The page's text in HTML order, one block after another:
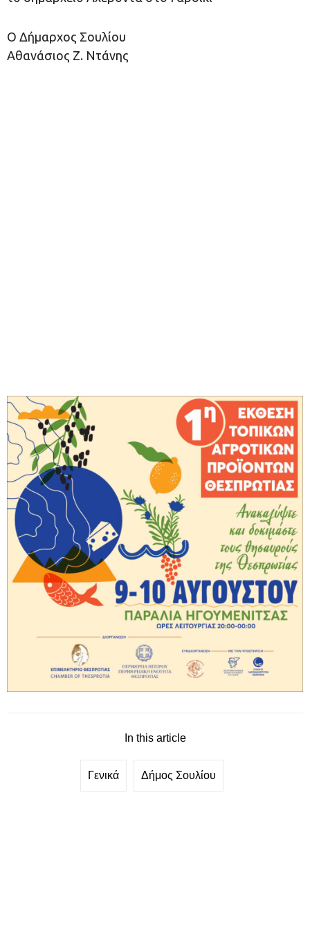
Ο Δήμαρχος Σουλίου
Αθανάσιος Ζ. Ντάνης
In this article
Γενικά Δήμος Σουλίου